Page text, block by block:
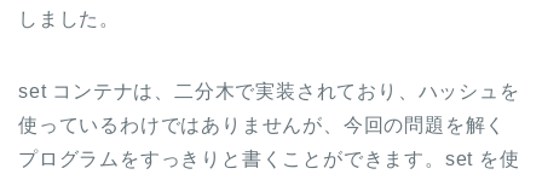
しました。
set コンテナは、二分木で実装されており、ハッシュを
使っているわけではありませんが、今回の問題を解く
プログラムをすっきりと書くことができます。set を使